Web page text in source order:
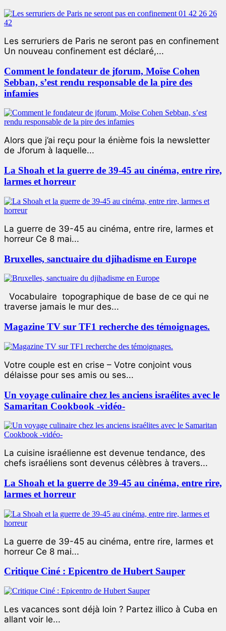
Les serruriers de Paris ne seront pas en confinement
Un nouveau confinement est déclaré,...
Comment le fondateur de jforum, Moïse Cohen
Sebban, s’est rendu responsable de la pire des
infamies
Alors que j’ai reçu pour la énième fois la newsletter
de Jforum à laquelle...
La Shoah et la guerre de 39-45 au cinéma, entre rire,
larmes et horreur
La guerre de 39-45 au cinéma, entre rire, larmes et
horreur Ce 8 mai...
Bruxelles, sanctuaire du djihadisme en Europe
Vocabulaire topographique de base de ce qui ne
traverse jamais le mur des...
Magazine TV sur TF1 recherche des témoignages.
Votre couple est en crise – Votre conjoint vous
délaisse pour ses amis ou ses...
Un voyage culinaire chez les anciens israélites avec le
Samaritan Cookbook -vidéo-
La cuisine israélienne est devenue tendance, des
chefs israéliens sont devenus célèbres à travers...
La Shoah et la guerre de 39-45 au cinéma, entre rire,
larmes et horreur
La guerre de 39-45 au cinéma, entre rire, larmes et
horreur Ce 8 mai...
Critique Ciné : Epicentro de Hubert Sauper
Les vacances sont déjà loin ? Partez illico à Cuba en
allant voir le...